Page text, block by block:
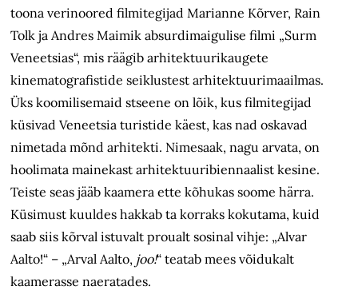
toona verinoored filmi­tegijad Marianne Kõrver, Rain
Tolk ja Andres Maimik absurdimaigulise filmi „Surm
Veneetsias“, mis räägib arhitektuurikaugete
kinematografistide seiklustest arhitektuurimaailmas.
Üks koomilisemaid stseene on lõik, kus filmi­tegijad
küsivad Veneetsia turistide käest, kas nad oskavad
nimetada mõnd arhitekti. Nimesaak, nagu arvata, on
hoolimata mainekast arhitektuuribiennaalist kesine.
Teiste seas jääb kaamera ette kõhukas soome härra.
Küsimust kuuldes hakkab ta korraks kokutama, kuid
saab siis kõrval istuvalt proualt sosinal vihje: „Alvar
Aalto!“ – „Arval Aalto, joo!“ teatab mees võidukalt
kaamerasse naeratades.